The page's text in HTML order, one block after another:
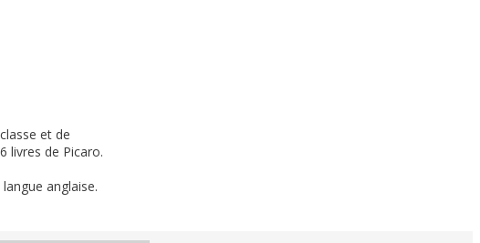
et de
livres de Picaro.
anglaise.